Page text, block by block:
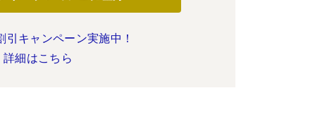
引キャンペーン実施中！
詳細はこちら